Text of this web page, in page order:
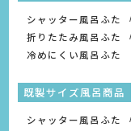
シャッター風呂ふた
折りたたみ風呂ふた
冷めにくい風呂ふた
既製サイズ風呂商品
シャッター風呂ふた